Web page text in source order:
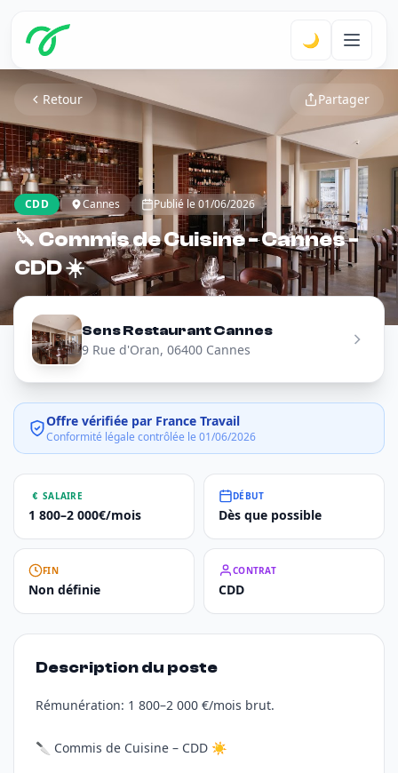
🌙
Retour Partager
CDD Cannes Publié le 01/06/2026
🔪 Commis de Cuisine - Cannes -
CDD ☀️
Sens Restaurant Cannes
9 Rue d'Oran, 06400 Cannes
Offre vérifiée par France Travail
Conformité légale contrôlée le 01/06/2026
SALAIRE
1 800–2 000€/mois
DÉBUT
Dès que possible
FIN
Non définie
CONTRAT
CDD
Description du poste
Rémunération: 1 800–2 000 €/mois brut.
🔪 Commis de Cuisine – CDD ☀️